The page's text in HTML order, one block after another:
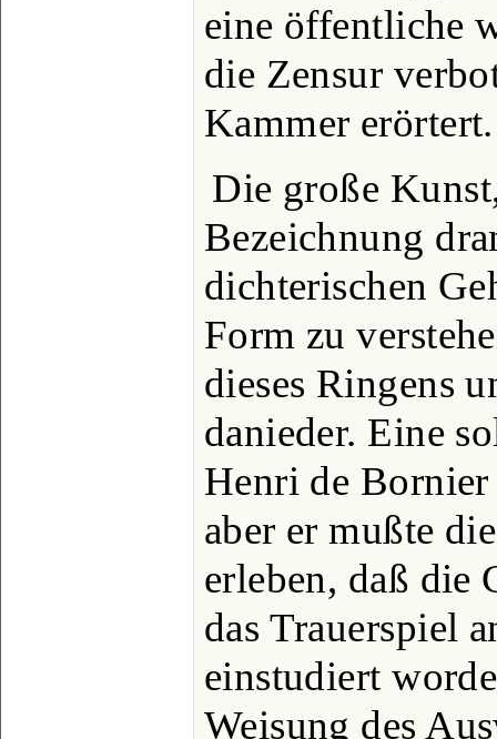
eine öffentliche
die Zensur
Kammer erörtert.
Die große
Bezeichnung
dichterischen
Form zu
dieses Ringens
danieder. Eine
Henri de
aber er mußte
erleben, daß die
das Trauerspiel
einstudiert
Weisung des